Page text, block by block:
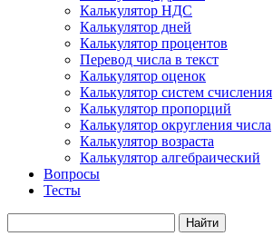
Калькулятор НДС
Калькулятор дней
Калькулятор процентов
Перевод числа в текст
Калькулятор оценок
Калькулятор систем счисления
Калькулятор пропорций
Калькулятор округления числа
Калькулятор возраста
Калькулятор алгебраический
Вопросы
Тесты
Найти